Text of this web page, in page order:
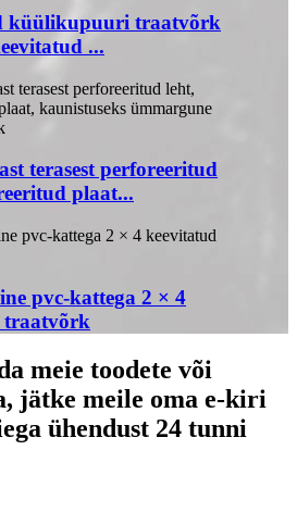
küülikupuuri traatvõrk
...
terasest perforeeritud
plaat...
pvc-kattega 2 × 4
traatvõrk
meie toodete või
jätke meile oma e-kiri
ühendust 24 tunni